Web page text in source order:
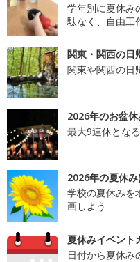
学年別に夏休み
駄なく、自由工
関東・関西の日
関東や関西の日
2026年のお盆
最大9連休とな
2026年の夏休
学校の夏休みを
画しよう
夏休みイベント
日付から夏休み